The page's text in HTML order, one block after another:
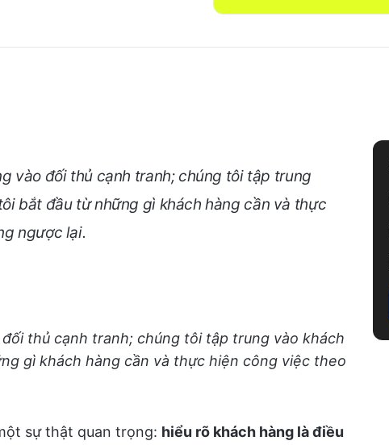
vào đối thủ cạnh tranh; chúng tôi tập trung
bắt đầu từ những gì khách hàng cần và thực
ngược lại.
thủ cạnh tranh; chúng tôi tập trung vào khách
gì khách hàng cần và thực hiện công việc theo
sự thật quan trọng: hiểu rõ khách hàng là điều